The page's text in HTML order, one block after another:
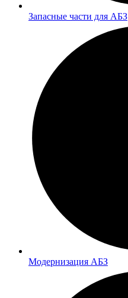
Запасные части для АБЗ
Модернизация АБЗ